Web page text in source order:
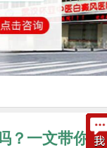
？一文带你